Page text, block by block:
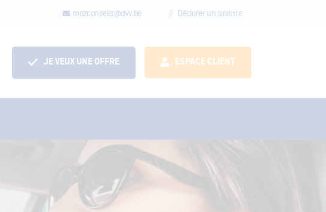
mazconseils@dvv.be Déclarer un sinistre
JE VEUX UNE OFFRE ESPACE CLIENT